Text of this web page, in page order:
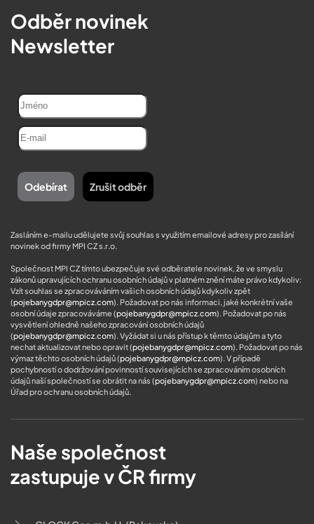
Odběr novinek
Newsletter
Zasláním e-mailu udělujete svůj souhlas s využitím emailové adresy pro zasílání
novinek od firmy MPI CZ s.r.o.
Společnost MPI CZ tímto ubezpečuje své odběratele novinek, že ve smyslu
zákonů upravujících ochranu osobních údajů v platném znění máte právo kdykoliv:
Vzít souhlas se zpracováváním vašich osobních údajů kdykoliv zpět
(pojebanygdpr@mpicz.com). Požadovat po nás informaci, jaké konkrétní vaše
osobní údaje zpracováváme (pojebanygdpr@mpicz.com). Požadovat po nás
vysvětlení ohledně našeho zpracování osobních údajů
(pojebanygdpr@mpicz.com). Vyžádat si u nás přístup k těmto údajům a tyto
nechat aktualizovat nebo opravit (pojebanygdpr@mpicz.com). Požadovat po nás
výmaz těchto osobních údajů (pojebanygdpr@mpicz.com). V případě
pochybností o dodržování povinností souvisejících se zpracováním osobních
údajů naší společností se obrátit na nás (pojebanygdpr@mpicz.com) nebo na
Úřad pro ochranu osobních údajů.
Naše společnost
zastupuje v ČR firmy